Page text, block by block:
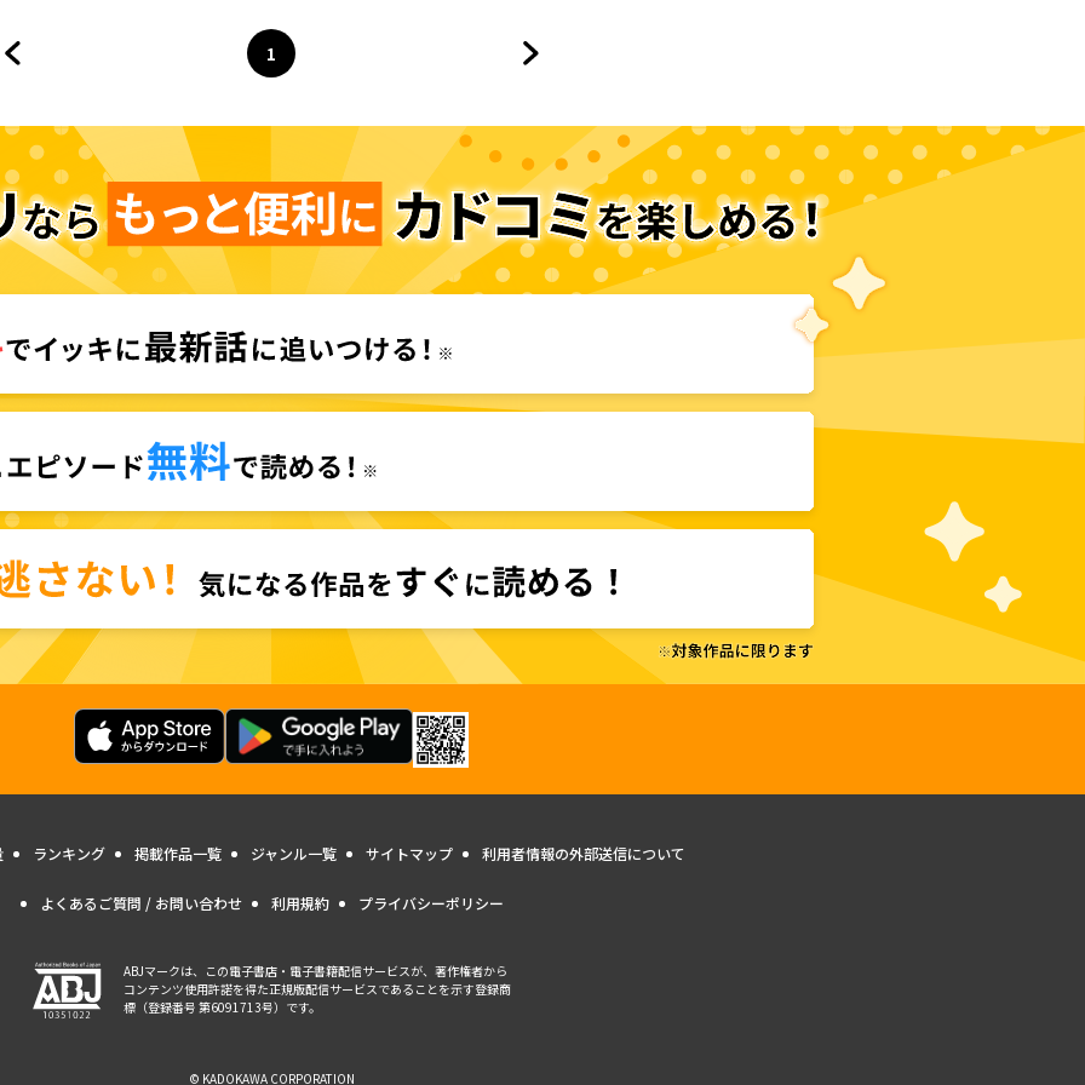
ページ
1
へ
ランキング 掲載作品一覧 ジャンル一覧 サイトマップ 利用者情報の外部送信について
よくあるご質問 / お問い合わせ 利用規約 プライバシーポリシー
ABJマークは、この電子書店・電子書籍配信サービスが、著作権者から
コンテンツ使用許諾を得た正規版配信サービスであることを示す登録商
標（登録番号 第6091713号）です。
© KADOKAWA CORPORATION